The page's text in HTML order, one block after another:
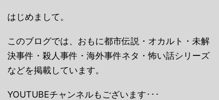
はじめまして。
このブログでは、おもに都市伝説・オカルト・未解
決事件・殺人事件・海外事件ネタ・怖い話シリーズ
などを掲載しています。
YOUTUBEチャンネルもございます･･･